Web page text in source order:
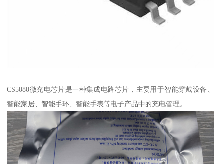
CS5080微充电芯片是一种集成电路芯片，主要用于智能穿戴设备、
智能家居、智能手环、智能手表等电子产品中的充电管理。